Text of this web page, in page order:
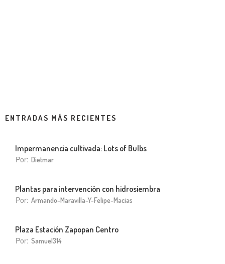
ENTRADAS MÁS RECIENTES
Impermanencia cultivada: Lots of Bulbs
Por: Dietmar
Plantas para intervención con hidrosiembra
Por: Armando-Maravilla-Y-Felipe-Macias
Plaza Estación Zapopan Centro
Por: Samuel314